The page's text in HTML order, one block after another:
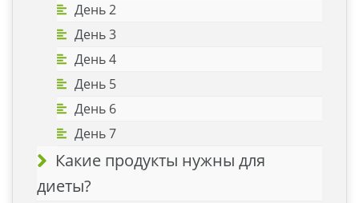
День 2
День 3
День 4
День 5
День 6
День 7
Какие продукты нужны для
диеты?